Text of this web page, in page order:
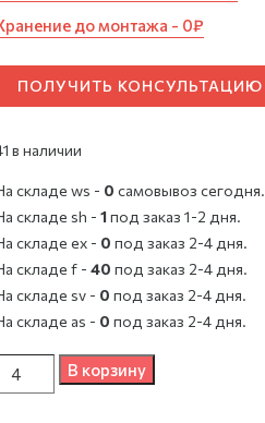
до монтажа - 0₽
ПОЛУЧИТЬ КОНСУЛЬТАЦИЮ
в наличии
складе ws - 0 cамовывоз сегодня.
складе sh -1под заказ 1-2 дня.
складе ex - 0 под заказ 2-4 дня.
складе f -40 под заказ 2-4 дня.
складе sv - 0 под заказ 2-4 дня.
складе as - 0 под заказ 2-4 дня.
КоличествоВ корзину